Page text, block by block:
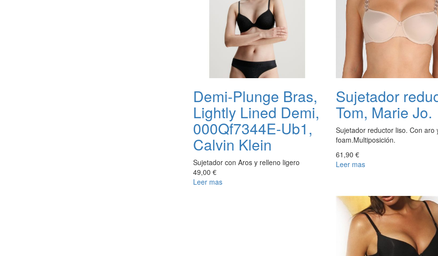
Demi-Plunge Bras,
Lightly Lined Demi,
000Qf7344E-Ub1,
Calvin Klein
Sujetador con Aros y relleno ligero
49,00 €
Leer mas
Sujetador
Tom, Marie Jo.
Sujetador reductor liso. Con aro
foam.Multiposición.
61,90 €
Leer mas